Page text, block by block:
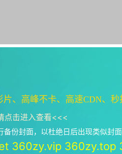
、高峰不卡、高速CDN、秒
点击进入查看<<<
份封面，以杜绝日后出现类似封面
360zy.vip 360zy.top